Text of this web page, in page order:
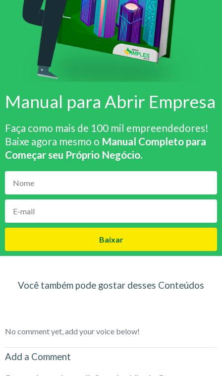
Manual para Abrir Empresa
Faça como mais de 100 mil empreendedores!
Baixe agora mesmo o Manual Completo para
Começar seu Próprio Negócio.
Baixar
Você também pode gostar desses Conteúdos
No comment yet, add your voice below!
Add a Comment